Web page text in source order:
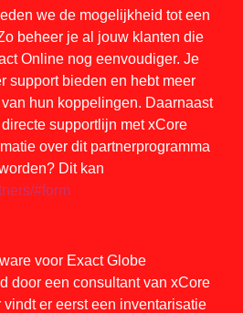
we de mogelijkheid tot een
beheer je al jouw klanten die
Online nog eenvoudiger. Je
support bieden en hebt meer
hun koppelingen. Daarnaast
supportlijn met xCore
over dit partnerprogramma
Dit kan
#form
voor Exact Globe
door een consultant van xCore
er eerst een inventarisatie